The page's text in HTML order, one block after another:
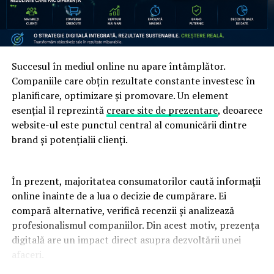
Succesul în mediul online nu apare întâmplător.
Companiile care obțin rezultate constante investesc în
planificare, optimizare și promovare. Un element
esențial îl reprezintă creare site de prezentare, deoarece
website-ul este punctul central al comunicării dintre
brand și potențialii clienți.
În prezent, majoritatea consumatorilor caută informații
online înainte de a lua o decizie de cumpărare. Ei
compară alternative, verifică recenzii și analizează
profesionalismul companiilor. Din acest motiv, prezența
digitală are un impact direct asupra dezvoltării unei